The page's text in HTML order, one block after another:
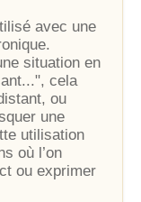
avec une
situation en
cela
ou
une
utilisation
où l’on
ou exprimer